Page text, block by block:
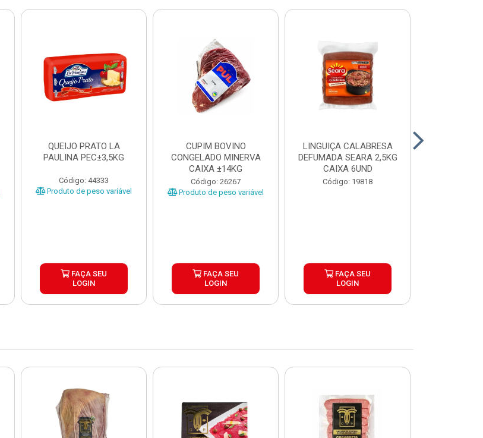
QUEIJO PRATO LA
PAULINA PEC±3,5KG
Código: 44333
Produto de peso variável
FAÇA SEU
LOGIN
CUPIM BOVINO
CONGELADO MINERVA
CAIXA ±14KG
Código: 26267
Produto de peso variável
FAÇA SEU
LOGIN
LINGUIÇA CALABRESA
DEFUMADA SEARA 2,5KG
CAIXA 6UND
Código: 19818
FAÇA SEU
LOGIN